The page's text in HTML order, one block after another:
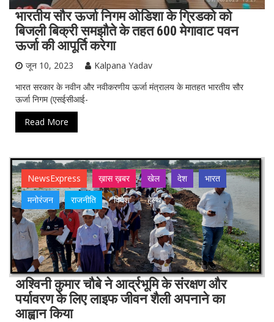
भारतीय सौर ऊर्जा निगम ओडिशा के ग्रिडको को
बिजली बिक्री समझौते के तहत 600 मेगावाट पवन
ऊर्जा की आपूर्ति करेगा
जून 10, 2023
Kalpana Yadav
भारत सरकार के नवीन और नवीकरणीय ऊर्जा मंत्रालय के मातहत भारतीय सौर
ऊर्जा निगम (एसईसीआई-
Read More
NewsExpress ख़ास ख़बर खेल देश
भारत
मनोरंजन
राजनीति विदेश हेल्थ
अश्विनी कुमार चौबे ने आर्द्रभूमि के संरक्षण और
पर्यावरण के लिए लाइफ जीवन शैली अपनाने का
आह्वान किया